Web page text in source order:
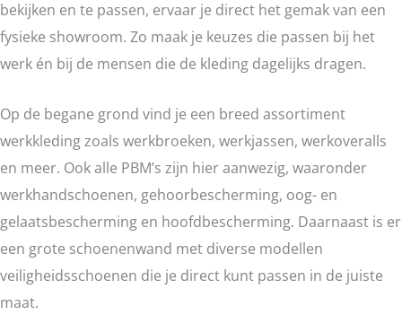
bekijken en te passen, ervaar je direct het gemak van een
fysieke showroom. Zo maak je keuzes die passen bij het
werk én bij de mensen die de kleding dagelijks dragen.
Op de begane grond vind je een breed assortiment
werkkleding zoals werkbroeken, werkjassen, werkoveralls
en meer. Ook alle PBM’s zijn hier aanwezig, waaronder
werkhandschoenen, gehoorbescherming, oog- en
gelaatsbescherming en hoofdbescherming. Daarnaast is er
een grote schoenenwand met diverse modellen
veiligheidsschoenen die je direct kunt passen in de juiste
maat.